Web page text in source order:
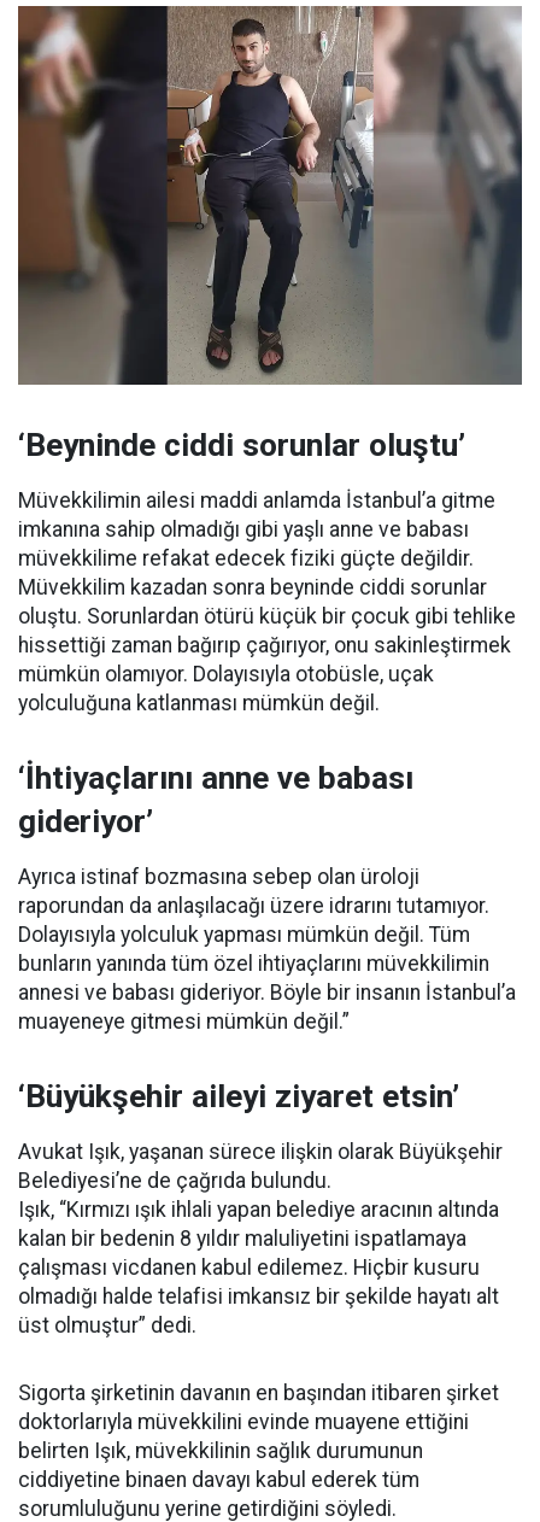
‘Beyninde ciddi sorunlar oluştu’
Müvekkilimin ailesi maddi anlamda İstanbul’a gitme
imkanına sahip olmadığı gibi yaşlı anne ve babası
müvekkilime refakat edecek fiziki güçte değildir.
Müvekkilim kazadan sonra beyninde ciddi sorunlar
oluştu. Sorunlardan ötürü küçük bir çocuk gibi tehlike
hissettiği zaman bağırıp çağırıyor, onu sakinleştirmek
mümkün olamıyor. Dolayısıyla otobüsle, uçak
yolculuğuna katlanması mümkün değil.
‘İhtiyaçlarını anne ve babası
gideriyor’
Ayrıca istinaf bozmasına sebep olan üroloji
raporundan da anlaşılacağı üzere idrarını tutamıyor.
Dolayısıyla yolculuk yapması mümkün değil. Tüm
bunların yanında tüm özel ihtiyaçlarını müvekkilimin
annesi ve babası gideriyor. Böyle bir insanın İstanbul’a
muayeneye gitmesi mümkün değil.”
‘Büyükşehir aileyi ziyaret etsin’
Avukat Işık, yaşanan sürece ilişkin olarak Büyükşehir
Belediyesi’ne de çağrıda bulundu.
Işık, “Kırmızı ışık ihlali yapan belediye aracının altında
kalan bir bedenin 8 yıldır maluliyetini ispatlamaya
çalışması vicdanen kabul edilemez. Hiçbir kusuru
olmadığı halde telafisi imkansız bir şekilde hayatı alt
üst olmuştur” dedi.
Sigorta şirketinin davanın en başından itibaren şirket
doktorlarıyla müvekkilini evinde muayene ettiğini
belirten Işık, müvekkilinin sağlık durumunun
ciddiyetine binaen davayı kabul ederek tüm
sorumluluğunu yerine getirdiğini söyledi.